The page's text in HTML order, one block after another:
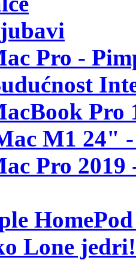
Pro -
Pro
M1 24"
Pro
Lone jedri!